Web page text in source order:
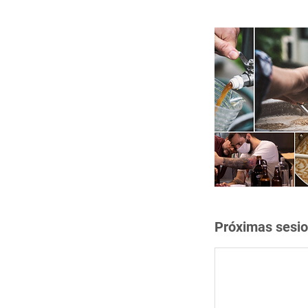
Próximas